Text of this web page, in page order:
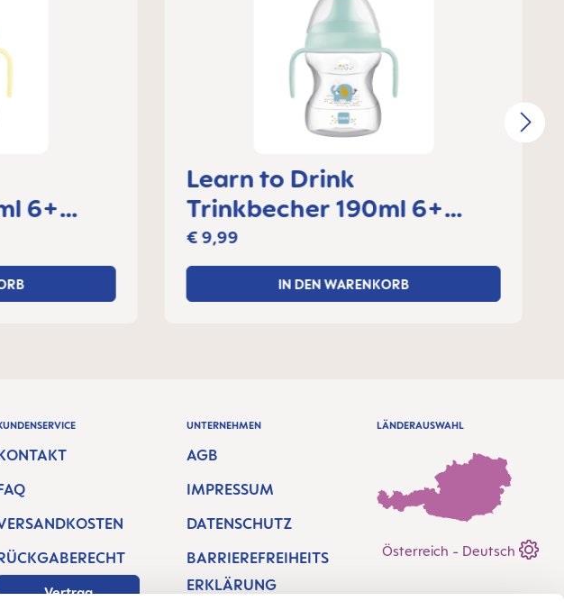
6+
Learn to Drink
Trinkbecher 190ml 6+
Monate
€ 9,99
IN DEN WARENKORB
Vertrag
UNTERNEHMEN
AGB
IMPRESSUM
DATENSCHUTZ
BARRIEREFREIHEITS
ERKLÄRUNG
LÄNDERAUSWAHL
Österreich - Deutsch